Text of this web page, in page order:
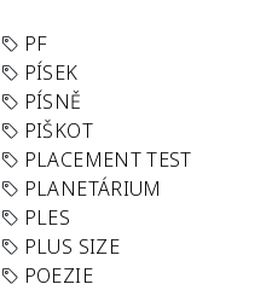
PF
PÍSEK
PÍSNĚ
PIŠKOT
PLACEMENT TEST
PLANETÁRIUM
PLES
PLUS SIZE
POEZIE